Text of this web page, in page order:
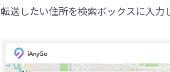
転送したい住所を検索ボックスに入力